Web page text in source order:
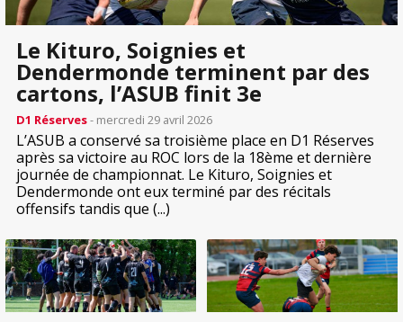
Le Kituro, Soignies et
Dendermonde terminent par des
cartons, l’ASUB finit 3e
D1 Réserves- mercredi 29 avril 2026
L’ASUB a conservé sa troisième place en D1 Réserves
après sa victoire au ROC lors de la 18ème et dernière
journée de championnat. Le Kituro, Soignies et
Dendermonde ont eux terminé par des récitals
offensifs tandis que (...)